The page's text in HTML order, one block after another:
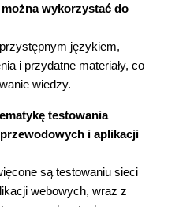
OpenVAS
OpenVAS
podatności
można wykorzystać do
językiem,
i przydatne materiały, co
wiedzy.
testowania
i aplikacji
są testowaniu sieci
webowych, wraz z